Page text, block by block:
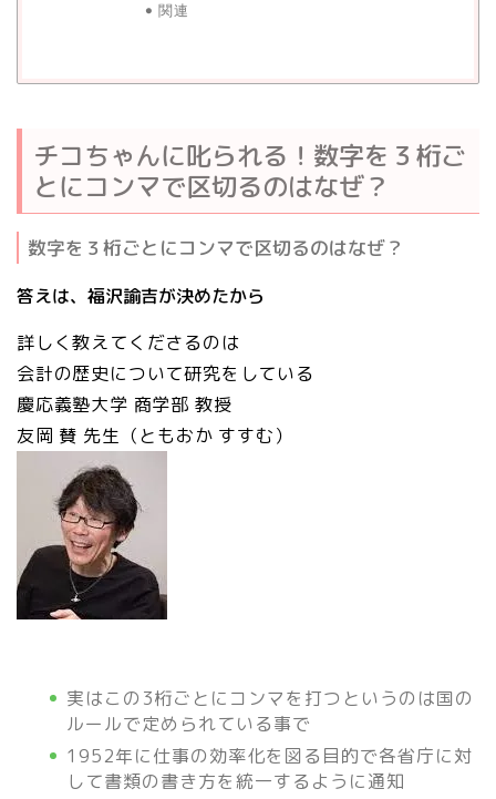
関連
チコちゃんに叱られる！数字を３桁ご
とにコンマで区切るのはなぜ？
数字を３桁ごとにコンマで区切るのはなぜ？
答えは、福沢諭吉が決めたから
詳しく教えてくださるのは
会計の歴史について研究をしている
慶応義塾大学 商学部 教授
友岡 賛 先生（ともおか すすむ）
実はこの3桁ごとにコンマを打つというのは国の
ルールで定められている事で
1952年に仕事の効率化を図る目的で各省庁に対
して書類の書き方を統一するように通知